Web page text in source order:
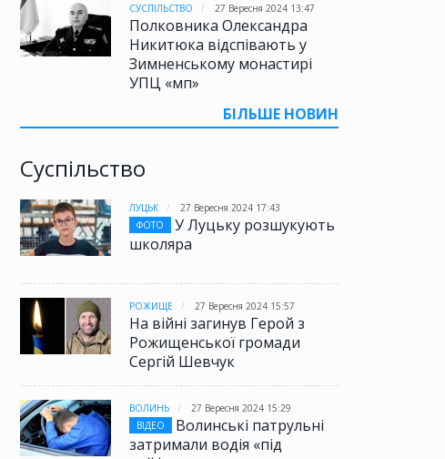
СУСПІЛЬСТВО 27 Вересня 2024 13:47
Полковника Олександра
Никитюка відспівають у
Зимненському монастирі
УПЦ «мп»
БІЛЬШЕ НОВИН
Суспільство
ЛУЦЬК
27 Вересня 2024 17:43
ФОТО
У Луцьку розшукують
школяра
РОЖИЩЕ 27 Вересня 2024 15:57
На війні загинув Герой з
Рожищенської громади
Сергій Шевчук
ВОЛИНЬ
27 Вересня 2024 15:29
ВІДЕО
Волинські патрульні
затримали водія «під